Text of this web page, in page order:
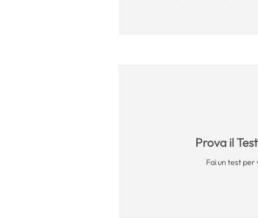
Prova il
Fai un test per